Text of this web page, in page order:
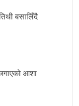
बसालिँदै
आशा